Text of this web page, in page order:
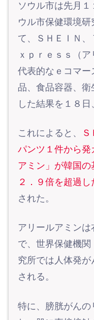
ソウル市は先月
ウル市保健環境
て、ＳＨＥＩＮ、
ｘｐｒｅｓｓ（
代表的なｅコマ
品、食品容器、
した結果を１８日
これによると、
パンツ１件から
アミン」が韓国
２．９倍を超過
された。
アリールアミン
で、世界保健機
究所では人体発
される。
特に、膀胱がんの